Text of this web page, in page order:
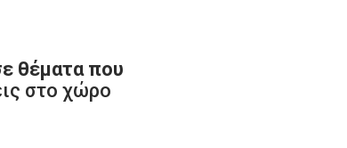
θέματα που
στο χώρο